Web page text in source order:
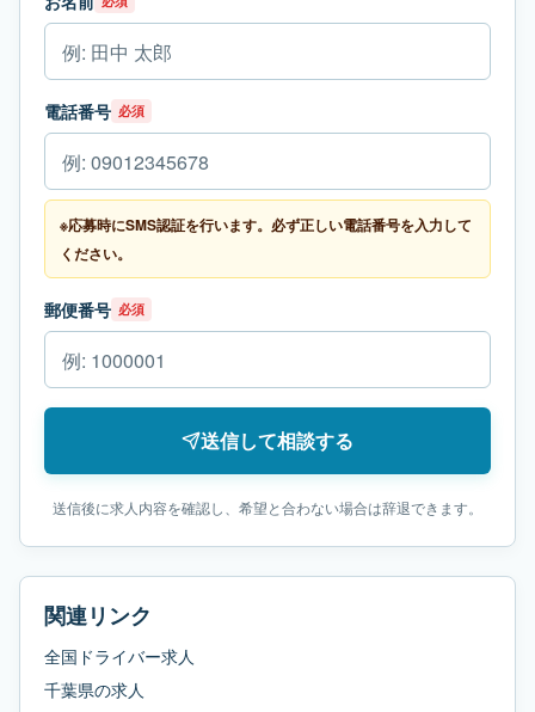
電話番号 必須
※応募時にSMS認証を行います。必ず正しい電話番号を入力して
ください。
郵便番号 必須
送信して相談する
送信後に求人内容を確認し、希望と合わない場合は辞退できます。
関連リンク
全国ドライバー求人
千葉県の求人